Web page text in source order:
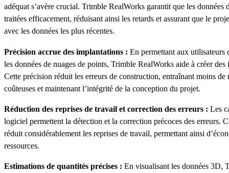
adéquat s’avère crucial. Trimble RealWorks garantit que les données
traitées efficacement, réduisant ainsi les retards et assurant que le
avec les données les plus récentes.
Précision accrue des implantations : En permettant aux utilisateurs
les données de nuages de points, Trimble RealWorks aide à créer des
Cette précision réduit les erreurs de construction, entraînant moins de
coûteuses et maintenant l’intégrité de la conception du projet.
Réduction des reprises de travail et correction des erreurs : Les
logiciel permettent la détection et la correction précoces des erreurs.
réduit considérablement les reprises de travail, permettant ainsi
ressources.
Estimations de quantités précises : En visualisant les données 3D,